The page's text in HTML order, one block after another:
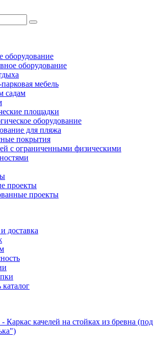
покрытия
от 5 до 12 лет
пружине
и скамьи
и сцены
игровые элементы
оборудование
оборудование
пляжа
физическими
оборудование
оборудование
мебель
садам
площадки
оборудование
для пляжа
покрытия
с ограниченными физическими
проекты
проекты
доставка
каталог
Каркас качелей на стойках из бревна (под